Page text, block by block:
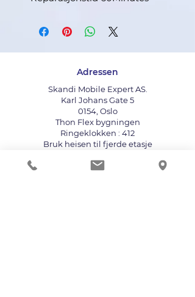
Adressen
Skandi Mobile Expert AS.
Karl Johans Gate 5
0154, Oslo
Thon Flex bygningen
Ringeklokken : 412
Bruk heisen til fjerde etasje
+47 411 11 211